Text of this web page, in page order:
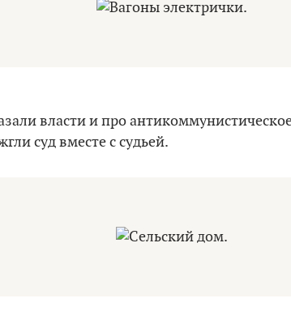
власти и про
суд вместе с судьей.